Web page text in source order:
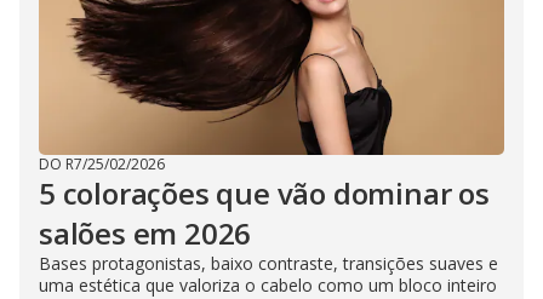
DO R7/25/02/2026
5 colorações que vão dominar os
salões em 2026
Bases protagonistas, baixo contraste, transições suaves e
uma estética que valoriza o cabelo como um bloco inteiro